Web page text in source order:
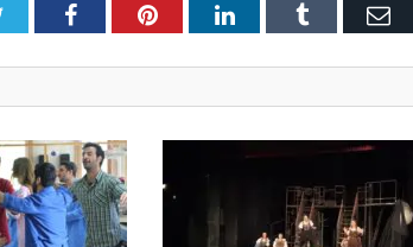
TwitterFacebookPinterestLinkedInTumblr E-